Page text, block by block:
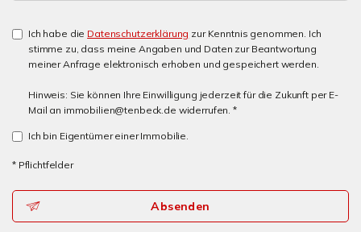
Ich habe die Datenschutzerklärung zur Kenntnis genommen. Ich
stimme zu, dass meine Angaben und Daten zur Beantwortung
meiner Anfrage elektronisch erhoben und gespeichert werden.
Hinweis: Sie können Ihre Einwilligung jederzeit für die Zukunft per E-
Mail an immobilien@tenbeck.de widerrufen. *
Ich bin Eigentümer einer Immobilie.
* Pflichtfelder
Absenden